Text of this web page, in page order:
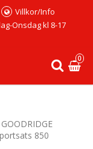
Villkor/Info
Onsdag kl 8-17
0
GOODRIDGE
850